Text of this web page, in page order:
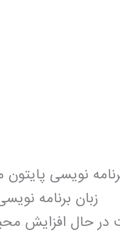
نویسی
برنامه
در حال افزایش